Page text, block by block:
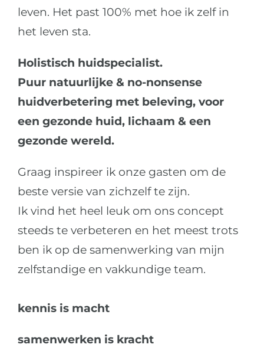
leven. Het past 100% met hoe ik zelf in
het leven sta.
Holistisch huidspecialist.
Puur natuurlijke & no-nonsense
huidverbetering met beleving, voor
een gezonde huid, lichaam & een
gezonde wereld.
Graag inspireer ik onze gasten om de
beste versie van zichzelf te zijn.
Ik vind het heel leuk om ons concept
steeds te verbeteren en het meest trots
ben ik op de samenwerking van mijn
zelfstandige en vakkundige team.
kennis is macht
samenwerken is kracht